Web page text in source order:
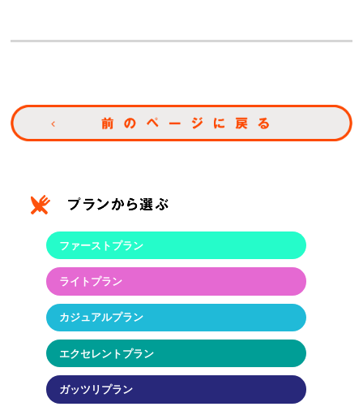
ファーストプラン
ライトプラン
カジュアルプラン
エクセレントプラン
ガッツリプラン